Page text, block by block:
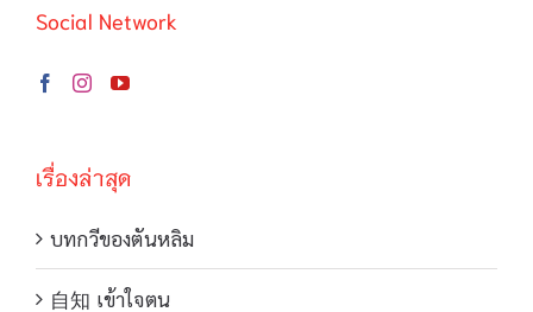
Social Network
เรื่องล่าสุด
บทกวีของตันหลิม
自知 เข้าใจตน